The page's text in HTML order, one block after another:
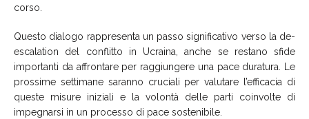
corso.
Questo dialogo rappresenta un passo significativo verso la de-
escalation del conflitto in Ucraina, anche se restano sfide
importanti da affrontare per raggiungere una pace duratura. Le
prossime settimane saranno cruciali per valutare l’efficacia di
queste misure iniziali e la volontà delle parti coinvolte di
impegnarsi in un processo di pace sostenibile.